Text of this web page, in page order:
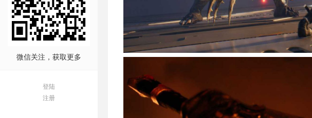
微信关注，获取更多
登陆
注册